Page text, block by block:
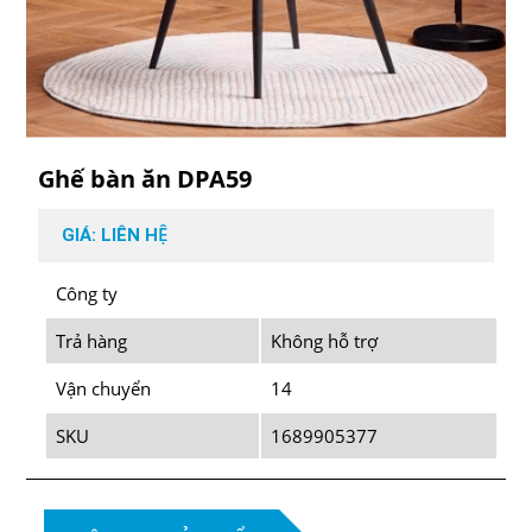
Ghế bàn ăn DPA59
GIÁ: LIÊN HỆ
Công ty
Trả hàng
Không hỗ trợ
Vận chuyển
14
SKU
1689905377